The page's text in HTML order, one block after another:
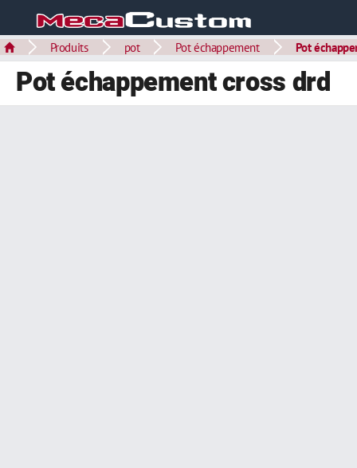
Produits pot Pot échappement Pot
Pot échappement cross drd